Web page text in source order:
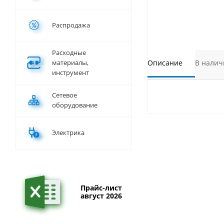
Описание В
Распродажа
Расходные
материалы,
инструмент
Сетевое
оборудование
Электрика
Прайс-лист
август 2026